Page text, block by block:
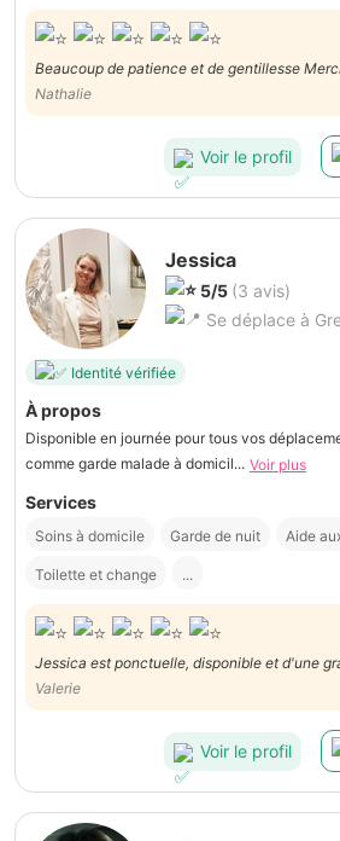
Beaucoup de patience et de gentillesse
Nathalie
Voir le profil
Jessica
5/5 (3 avis)
Se déplace à
Identité vérifiée
À propos
Disponible en journée pour tous vos
comme garde malade à domicil... Voir plus
Services
Soins à domicile Garde de nuit Aide
Toilette et change ...
Jessica est ponctuelle, disponible et d'une
l'accompagnement d'une personne invalide.
expérience dans ses gestes justes et doux.
Valerie
Voir le profil